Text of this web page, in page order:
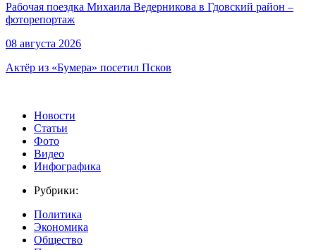
Рабочая поездка Михаила Ведерникова в Гдовский район –
фоторепортаж
08 августа 2026
Актёр из «Бумера» посетил Псков
Новости
Статьи
Фото
Видео
Инфографика
Рубрики:
Политика
Экономика
Общество